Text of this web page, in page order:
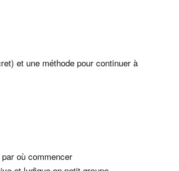
et une méthode pour continuer à
où commencer